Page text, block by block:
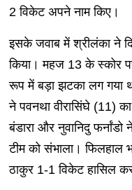
2 विकेट अपने नाम किए।
इसके जवाब में श्रीलंका ने
किया। महज 13 के स्कोर
रूप में बड़ा झटका लग गया
ने पवनथा वीरासिंघे (11)
बंडारा और नुवानिदु
टीम को संभाला।
ठाकुर 1-1 विकेट हासिल